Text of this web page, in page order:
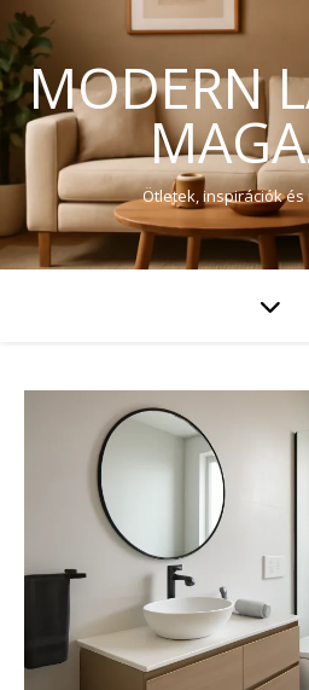
MODERN
Ötletek, inspirációk